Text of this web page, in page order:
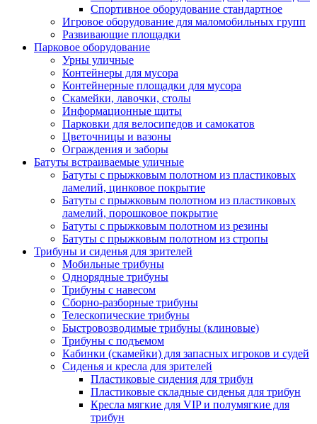
Спортивное оборудование стандартное
Игровое оборудование для маломобильных групп
Развивающие площадки
Парковое оборудование
Урны уличные
Контейнеры для мусора
Контейнерные площадки для мусора
Скамейки, лавочки, столы
Информационные щиты
Парковки для велосипедов и самокатов
Цветочницы и вазоны
Ограждения и заборы
Батуты встраиваемые уличные
Батуты с прыжковым полотном из пластиковых
ламелий, цинковое покрытие
Батуты с прыжковым полотном из пластиковых
ламелий, порошковое покрытие
Батуты с прыжковым полотном из резины
Батуты с прыжковым полотном из стропы
Трибуны и сиденья для зрителей
Мобильные трибуны
Однорядные трибуны
Трибуны с навесом
Сборно-разборные трибуны
Телескопические трибуны
Быстровозводимые трибуны (клиновые)
Трибуны с подъемом
Кабинки (скамейки) для запасных игроков и судей
Сиденья и кресла для зрителей
Пластиковые сидения для трибун
Пластиковые складные сиденья для трибун
Кресла мягкие для VIP и полумягкие для
трибун